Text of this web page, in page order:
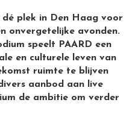
dé plek in Den Haag voor
onvergetelijke avonden.
speelt PAARD een
en culturele leven van
ruimte te blijven
aanbod aan live
de ambitie om verder